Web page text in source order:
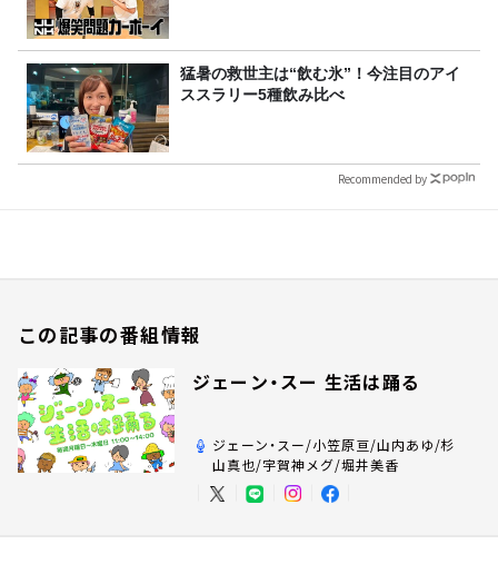
猛暑の救世主は“飲む氷”！今注目のアイ
ススラリー5種飲み比べ
Recommended by
この記事の番組情報
ジェーン・スー 生活は踊る
ジェーン・スー/小笠原亘/山内あゆ/杉
山真也/宇賀神メグ/堀井美香